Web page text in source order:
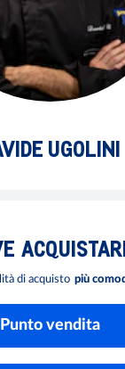
UGOLINI
di acquisto più
Punto vendita